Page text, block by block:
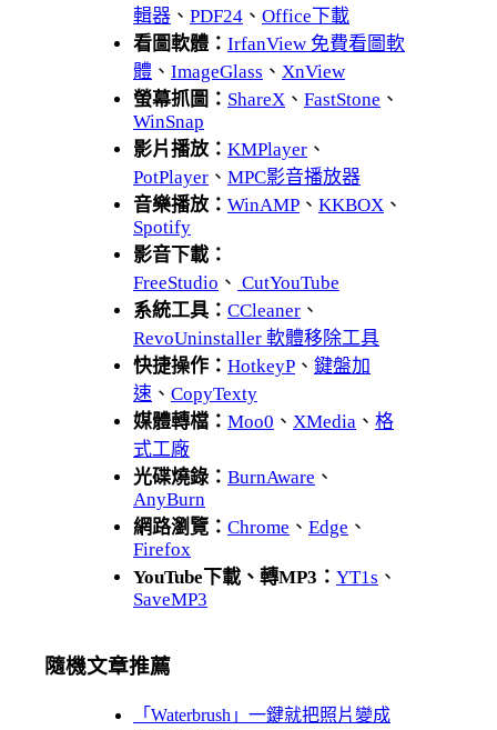
輯器 、 PDF24 、 Office下載
看圖軟體： IrfanView 免費看圖軟
體 、 ImageGlass 、 XnView
螢幕抓圖： ShareX 、 FastStone 、
WinSnap
影片播放： KMPlayer 、
PotPlayer 、 MPC影音播放器
音樂播放： WinAMP 、 KKBOX 、
Spotify
影音下載：
FreeStudio 、 CutYouTube
系統工具： CCleaner 、
RevoUninstaller 軟體移除工具
快捷操作： HotkeyP 、 鍵盤加
速 、 CopyTexty
媒體轉檔： Moo0 、 XMedia 、 格
式工廠
光碟燒錄： BurnAware 、
AnyBurn
網路瀏覽： Chrome 、 Edge 、
Firefox
YouTube下載、轉MP3： YT1s 、
SaveMP3
隨機文章推薦
「Waterbrush」一鍵就把照片變成